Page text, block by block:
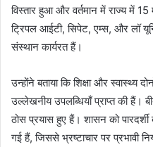
विस्तार हुआ और वर्तमान में राज्य
ट्रिपल आईटी, सिपेट, एम्स, और लॉ
संस्थान कार्यरत हैं।
उन्होंने बताया कि शिक्षा और स्वास्थ्य
उल्लेखनीय उपलब्धियाँ प्राप्त की हैं।
ठोस प्रयास हुए हैं। शासन को
गई हैं, जिससे भ्रष्टाचार पर